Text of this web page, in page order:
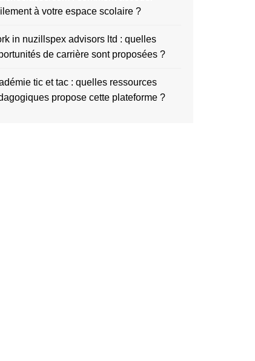
à votre espace scolaire ?
in nuzillspex advisors ltd : quelles
de carrière sont proposées ?
tic et tac : quelles ressources
propose cette plateforme ?